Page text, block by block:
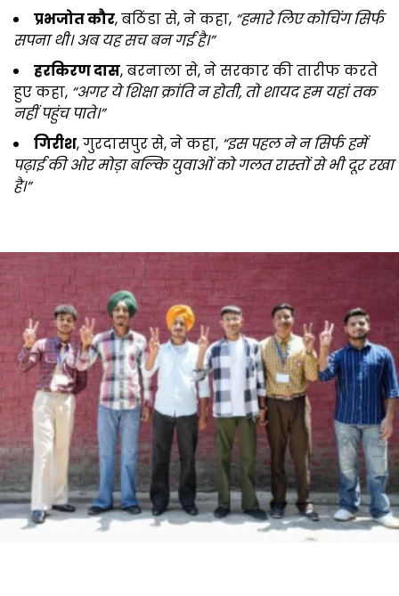
प्रभजोत कौर, बठिंडा से, ने कहा, “हमारे लिए कोचिंग सिर्फ
सपना थी। अब यह सच बन गई है।”
हरकिरण दास, बरनाला से, ने सरकार की तारीफ करते
हुए कहा, “अगर ये शिक्षा क्रांति न होती, तो शायद हम यहां तक
नहीं पहुंच पाते।”
गिरीश, गुरदासपुर से, ने कहा, “इस पहल ने न सिर्फ हमें
पढ़ाई की ओर मोड़ा बल्कि युवाओं को गलत रास्तों से भी दूर रखा
है।”